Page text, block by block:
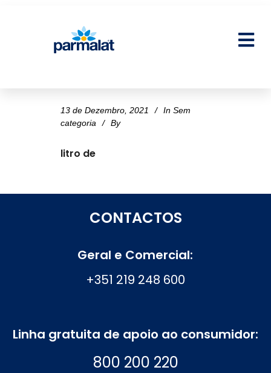
13 de Dezembro, 2021 In Sem
categoria
By
litro de
CONTACTOS
Geral e Comercial:
+351 219 248 600
Linha gratuita de apoio ao consumidor:
800 200 220